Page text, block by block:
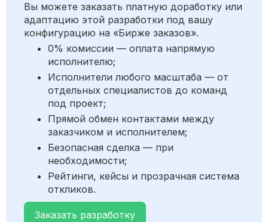
Вы можете заказать платную доработку или
адаптацию этой разработки под вашу
конфигурацию на «Бирже заказов».
0% комиссии — оплата напрямую
исполнителю;
Исполнители любого масштаба — от
отдельных специалистов до команд
под проект;
Прямой обмен контактами между
заказчиком и исполнителем;
Безопасная сделка — при
необходимости;
Рейтинги, кейсы и прозрачная система
откликов.
Заказать разработку